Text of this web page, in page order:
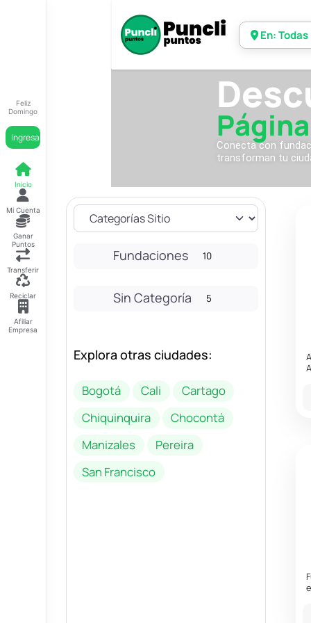
Feliz
Domingo
Ingresar
Inicio
Mi Cuenta
Ganar
Puntos
Transferir
Reciclar
Afiliar
Empresa
En: Todas
Conecta con
transforman tu
Fundaciones 10
Sin Categoría 5
Explora otras ciudades:
Bogotá Cali
Cartago
Chiquinquira
Chocontá
Manizales
Pereira
San Francisco